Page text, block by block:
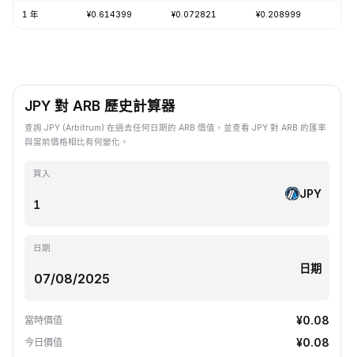
1 年 ¥0.614399 ¥0.072821 ¥0.208999
JPY 對 ARB 歷史計算器
查詢 JPY (Arbitrum) 在過去任何日期的 ARB 價值，並查看 JPY 對 ARB 的匯率
與當前價格相比有何變化。
買入
JPY
日期
日期
當時價值 ¥0.08
今日價值 ¥0.08